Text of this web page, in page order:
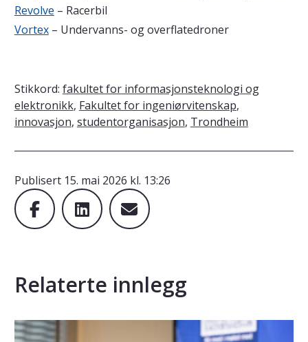
Revolve – Racerbil
Vortex– Undervanns- og overflatedroner
Stikkord: fakultet for informasjonsteknologi og
elektronikk, Fakultet for ingeniørvitenskap,
innovasjon, studentorganisasjon, Trondheim
Publisert 15. mai 2026 kl. 13:26
Relaterte innlegg